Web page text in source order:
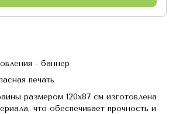
- баннер
печать
размером 120х87 см изготовлена
что обеспечивает прочность и